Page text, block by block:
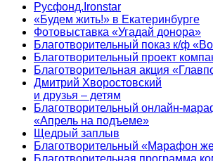
Русфонд.Ironstar
«Будем жить!» в Екатеринбурге
Фотовыставка «Угадай донора»
Благотворительный показ к/ф
Благотворительный проект
Благотворительная акция
Дмитрий Хворостовский
и друзья – детям
Благотворительный
«Апрель на подъеме»
Щедрый заплыв
Благотворительный «Марафон
Благотворительная программа